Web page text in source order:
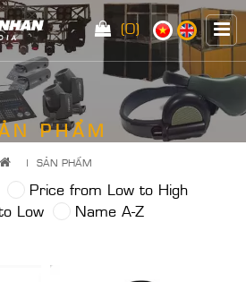
(0)
PHẨM
| SẢN PHẨM
Price from Low to High
Low
Name A-Z